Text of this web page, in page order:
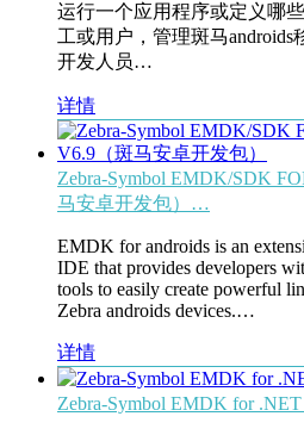
运行一个应用程序或定义哪
工或用户，管理斑马
开发人员…
详情
Zebra-Symbol EMDK/SDK
马安卓开发包）…
EMDK for androids is an
IDE that provides developers
tools to easily create powerful
Zebra androids devices.…
详情
Zebra-Symbol EMDK for